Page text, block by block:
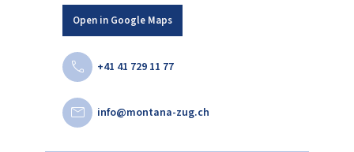
Open in Google Maps
call +41 41 729 11 77
mail info@montana-zug.ch